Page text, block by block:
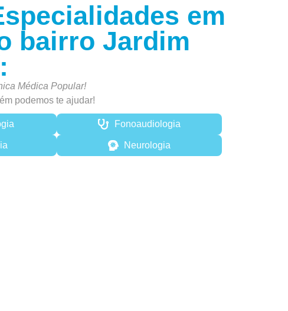
em
bairro Jardim
Médica Popular!
podemos te ajudar!
Fonoaudiologia
Neurologia